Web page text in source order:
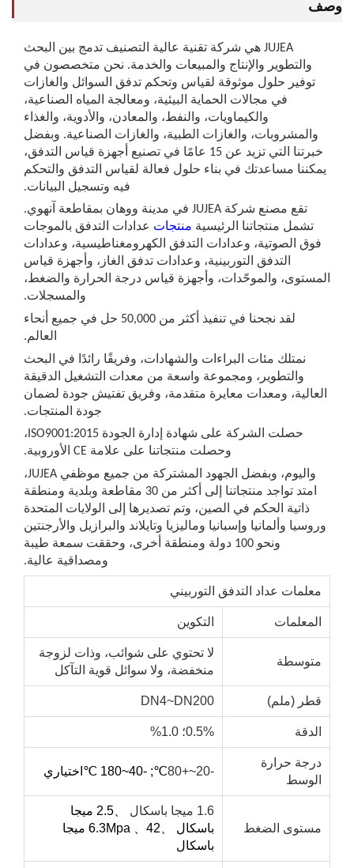
JUJEA هي شركة تقنية عالية التصنيف تدمج بين البحث
والتطوير والإنتاج والمبيعات والخدمة. نحن متخصصون في
توفير حلول موثوقة لقياس وتحكم تدفق السوائل والغازات
في مجالات الحماية البيئية، ومعالجة المياه الصناعية،
والكيماويات، والنفط، والمعادن، والأدوية، والغذاء
والغازات الطبية، والغازات الصناعية. وبفضل
خبرتنا التي تزيد عن 15 عامًا في تصنيع أجهزة قياس التدفق،
مساعدتك في بناء حلول فعالة لقياس التدفق والتحكم
فيه وتسجيل البيانات.
تقع مصنع شركة JUJEA في مدينة ووهان بمقاطعة آنهوي.
تشمل منتجاتنا الرئيسيةمنتجاتعدادات التدفق بالموجات
الصوتية، وعدادات التدفق الكهرومغناطيسية، وعدادات
التدفق التوربينية، وعدادات تدفق الغاز، وأجهزة قياس
والموحّدات، وأجهزة قياس درجة الحرارة والضغط،
والمسجلات.
لقد نجحنا في تنفيذ أكثر من 50,000 حل في جميع أنحاء
نمتلك مئات البراءات والشهادات، وفريقًا رائدًا في البحث
والتطوير، ومجموعة واسعة من معدات التشغيل الدقيقة
ومعدات معايرة متقدمة، وفريق تفتيش جودة لضمان
جودة المنتجات.
حصلت الشركة على شهادة إدارة الجودة ISO9001:2015،
وحصلت منتجاتنا على علامة CE الأوروبية.
واليوم، وبفضل الجهود المشتركة من جميع موظفي JUJEA،
امتد تواجد منتجاتنا إلى أكثر من 30 مقاطعة وبلدية ومنطقة
ذاتية الحكم في الصين، وتم تصديرها إلى الولايات المتحدة
وألمانيا وإسبانيا وماليزيا وتايلاند والبرازيل والأرجنتين
ونحو 100 دولة ومنطقة أخرى، وحققت سمعة طيبة
ومصداقية عالية.
عداد التدفق التوربيني
لا تحتوي على شوائب، وذات لزوجة
منخفضة، ولا سوائل قوية التآكل
(ملم) DN4~DN200
حرارة
℃
; -40~180
℃اختياري
الضغط
、
2.5 ميجا
باسكال、
6.3Mpa 、
42 ميجا